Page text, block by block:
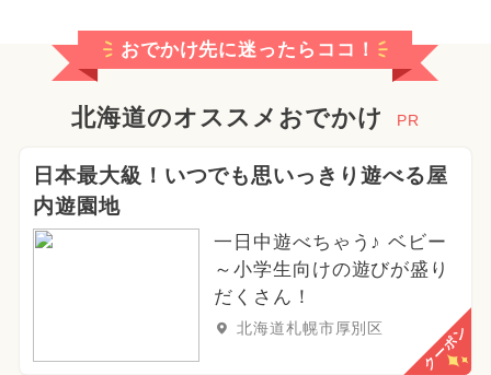
おでかけ先に迷ったらココ！
北海道のオススメおでかけ PR
日本最大級！いつでも思いっきり遊べる屋
内遊園地
一日中遊べちゃう♪ ベビー
～小学生向けの遊びが盛り
だくさん！
北海道札幌市厚別区 クーポン